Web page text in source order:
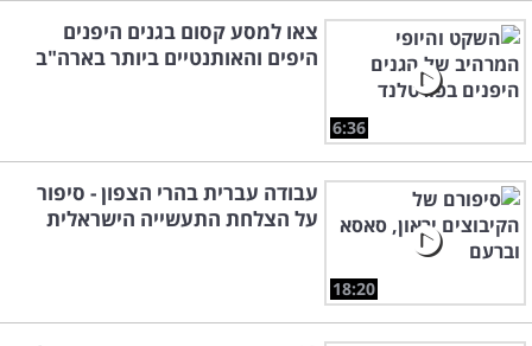
6:36
צאו למסע קסום בגנים היפנים
היפים והאותנטיים ביותר בארה"ב
18:20
עבודה עברית בהרי הצפון - סיפור
על הצלחת התעשייה הישראלית